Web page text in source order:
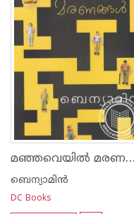
മഞ്ഞവെയില്‍ മരണങ്ങള്‍
ബെന്യാമിന്‍
DC Books